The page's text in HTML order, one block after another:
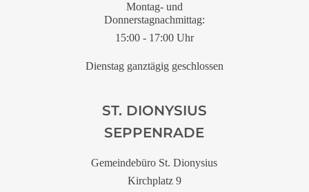
ST. DIONYSIUS
SEPPENRADE
Gemeindebüro St. Dionysius
Kirchplatz 9
Montag- und
Donnerstagnachmittag:
15:00 - 17:00 Uhr
Dienstag ganztägig geschlossen